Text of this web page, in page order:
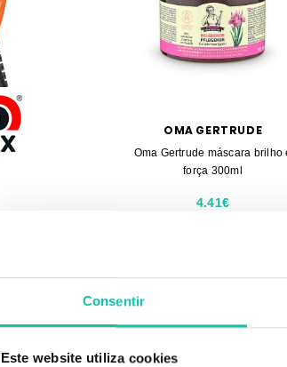
Consentir
Este website utiliza cookies
OMA GERTRUDE
Oma Gertrude máscara brilho
força 300ml
4.41€